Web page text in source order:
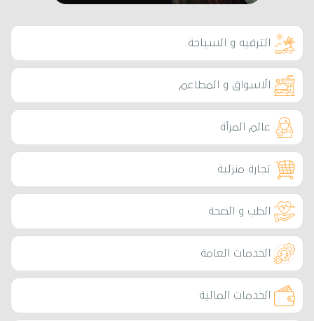
الترفيه و السياحة
الاسواق و المطاعم
عالم المرأة
تجارة منزلية
الطب و الصحة
الخدمات العامة
الخدمات المالية